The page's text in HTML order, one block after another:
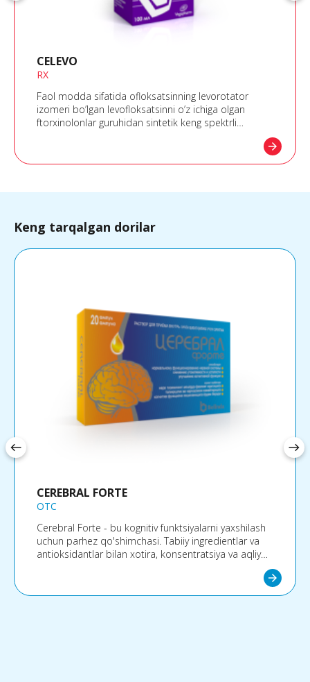
CELEVO
RX
Faol modda sifatida ofloksatsinning levorotator
izomeri bo’lgan levofloksatsinni o’z ichiga olgan
ftorxinolonlar guruhidan sintetik keng spektrli
bloklaydi, DNK uzilishlarining o’ta saralanishi va o’zaro
bog’lanishini buzadi, DNK sintezini inhibe qiladi va
arrow_forward
Keng tarqalgan dorilar
CEREBRAL FORTE
OTC
Cerebral Forte - bu kognitiv funktsiyalarni yaxshilash
uchun parhez qo'shimchasi. Tabiiy ingredientlar va
antioksidantlar bilan xotira, konsentratsiya va aqliy
ravshanlikni qo'llab-quvvatlaydi. Hosildorlikni oshirish
javob beradi.
arrow_forward
west east